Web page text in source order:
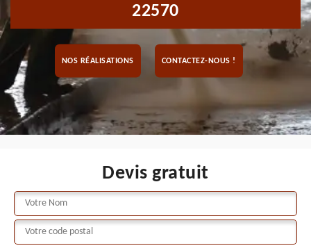
22570
NOS RÉALISATIONS CONTACTEZ-NOUS !
Devis gratuit